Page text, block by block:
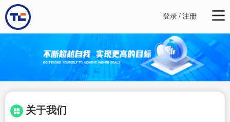
登录/注册
关于我们